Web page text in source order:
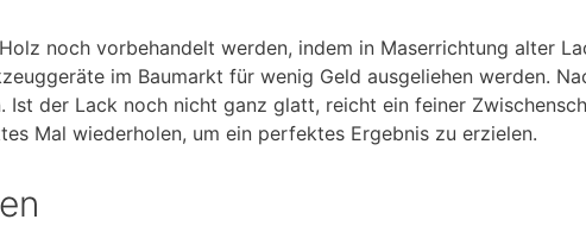
noch vorbehandelt werden, indem in Maserrichtung alter
im Baumarkt für wenig Geld ausgeliehen werden.
Ist der Lack noch nicht ganz glatt, reicht ein feiner
Mal wiederholen, um ein perfektes Ergebnis zu erzielen.